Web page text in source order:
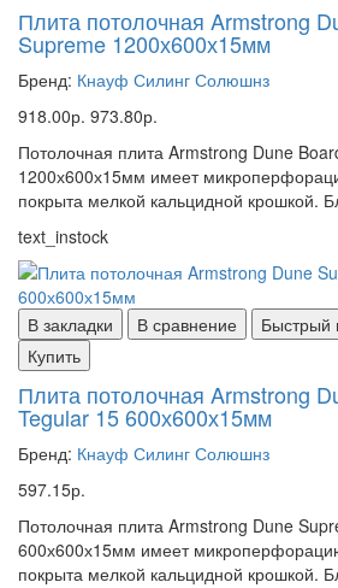
Плита потолочная Armstrong
Supreme 1200х600х15мм
Бренд: Кнауф Силинг Солюшнз
918.00р. 973.80р.
Потолочная плита Armstrong Dune
1200х600х15мм имеет
покрыта мелкой кальцидной крошкой.
text_instock
В закладки В сравнение
Быстрый
Купить
Плита потолочная Armstrong
Tegular 15 600х600х15мм
Бренд: Кнауф Силинг Солюшнз
597.15р.
Потолочная плита Armstrong Dune
600х600х15мм имеет
покрыта мелкой кальцидной крошкой.